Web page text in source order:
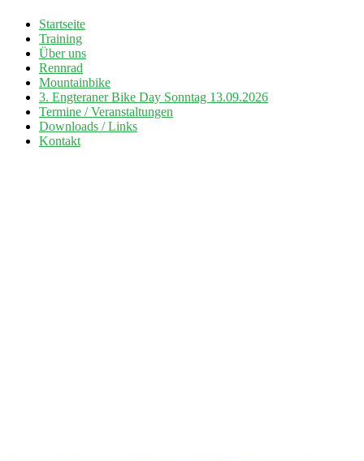
Zum
Inhalt
springen
Radsport TuS Engter
Startseite
Training
Über uns
Rennrad
Mountainbike
3. Engteraner Bike Day Sonntag 13.09.2026
Termine / Veranstaltungen
Downloads / Links
Kontakt